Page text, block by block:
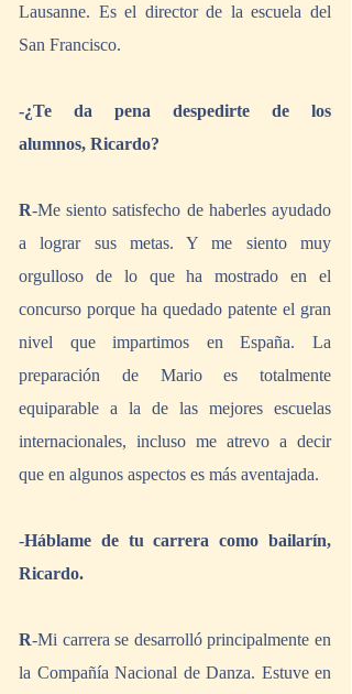
Lausanne. Es el director de la escuela del
San Francisco.
-¿Te da pena despedirte de los
alumnos, Ricardo?
R-Me siento satisfecho de haberles ayudado
a lograr sus metas. Y me siento muy
orgulloso de lo que ha mostrado en el
concurso porque ha quedado patente el gran
nivel que impartimos en España. La
preparación de Mario es totalmente
equiparable a la de las mejores escuelas
internacionales, incluso me atrevo a decir
que en algunos aspectos es más aventajada.
-Háblame de tu carrera como bailarín,
Ricardo.
R-Mi carrera se desarrolló principalmente en
la Compañía Nacional de Danza. Estuve en